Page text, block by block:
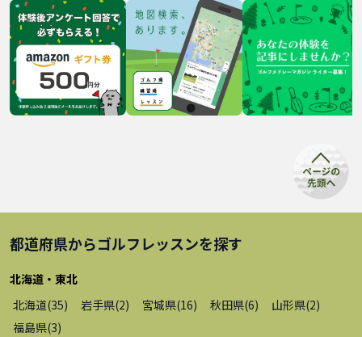
都道府県からゴルフレッスンを探す
北海道・東北
北海道(35) 岩手県(2) 宮城県(16) 秋田県(6) 山形県(2)
福島県(3)